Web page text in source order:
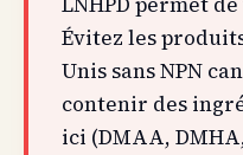
Évitez les
Unis sans NPN
contenir des
ici (DMAA,